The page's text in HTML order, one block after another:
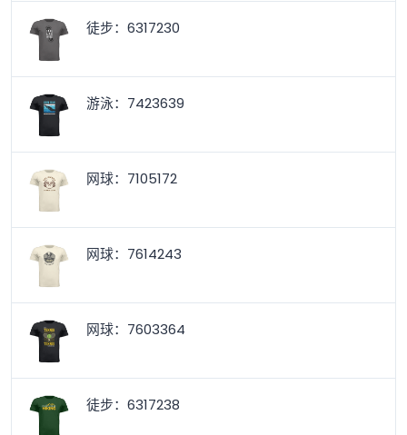
徒步：6317230
游泳：7423639
网球：7105172
网球：7614243
网球：7603364
徒步：6317238